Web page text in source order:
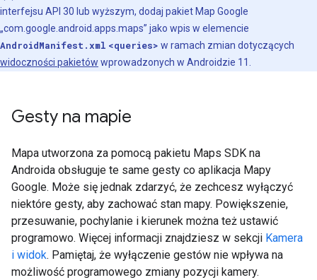
interfejsu API 30 lub wyższym, dodaj pakiet Map Google
„com.google.android.apps.maps” jako wpis w elemencie
AndroidManifest.xml <queries> w ramach zmian dotyczących
widoczności pakietów wprowadzonych w Androidzie 11.
Gesty na mapie
Mapa utworzona za pomocą pakietu Maps SDK na
Androida obsługuje te same gesty co aplikacja Mapy
Google. Może się jednak zdarzyć, że zechcesz wyłączyć
niektóre gesty, aby zachować stan mapy. Powiększenie,
przesuwanie, pochylanie i kierunek można też ustawić
programowo. Więcej informacji znajdziesz w sekcji Kamera
i widok. Pamiętaj, że wyłączenie gestów nie wpływa na
możliwość programowego zmiany pozycji kamery.